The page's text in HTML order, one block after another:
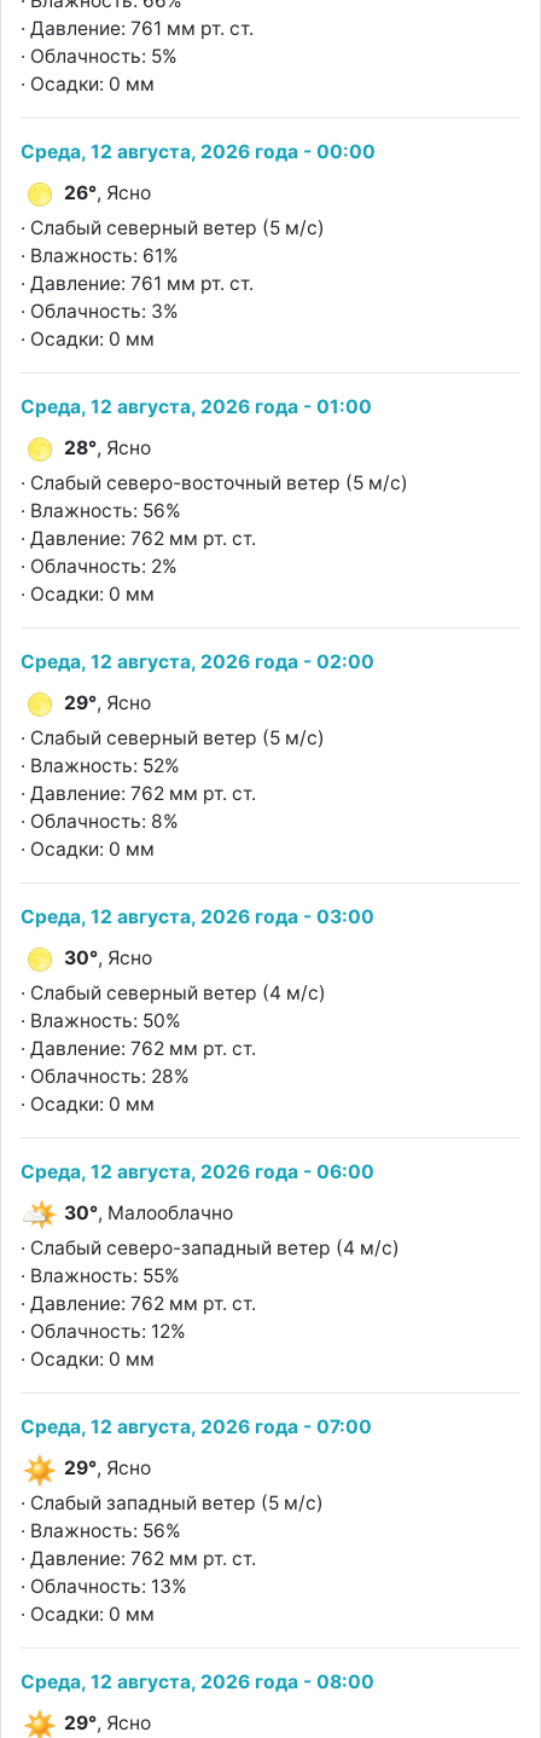
· Давление: 761 мм рт. ст.
· Облачность: 5%
· Осадки: 0 мм
Среда, 12 августа, 2026 года - 00:00
26°, Ясно
· Слабый северный ветер (5 м/с)
· Влажность: 61%
· Давление: 761 мм рт. ст.
· Облачность: 3%
· Осадки: 0 мм
Среда, 12 августа, 2026 года - 01:00
28°, Ясно
· Слабый северо-восточный ветер (5 м/с)
· Влажность: 56%
· Давление: 762 мм рт. ст.
· Облачность: 2%
· Осадки: 0 мм
Среда, 12 августа, 2026 года - 02:00
29°, Ясно
· Слабый северный ветер (5 м/с)
· Влажность: 52%
· Давление: 762 мм рт. ст.
· Облачность: 8%
· Осадки: 0 мм
Среда, 12 августа, 2026 года - 03:00
30°, Ясно
· Слабый северный ветер (4 м/с)
· Влажность: 50%
· Давление: 762 мм рт. ст.
· Облачность: 28%
· Осадки: 0 мм
Среда, 12 августа, 2026 года - 06:00
30°, Малооблачно
· Слабый северо-западный ветер (4 м/с)
· Влажность: 55%
· Давление: 762 мм рт. ст.
· Облачность: 12%
· Осадки: 0 мм
Среда, 12 августа, 2026 года - 07:00
29°, Ясно
· Слабый западный ветер (5 м/с)
· Влажность: 56%
· Давление: 762 мм рт. ст.
· Облачность: 13%
· Осадки: 0 мм
Среда, 12 августа, 2026 года - 08:00
29°, Ясно